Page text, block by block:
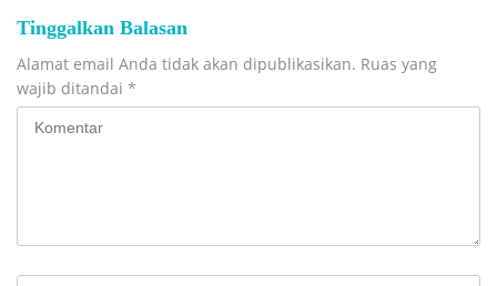
Tinggalkan Balasan
Alamat email Anda tidak akan dipublikasikan. Ruas yang
wajib ditandai *